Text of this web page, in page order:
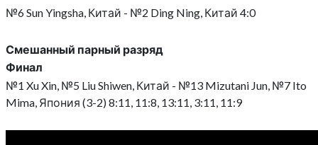
№6 Sun Yingsha, Китай - №2 Ding Ning, Китай 4:0
Смешанный парный разряд
Финал
№1 Xu Xin, №5 Liu Shiwen, Китай - №13 Mizutani Jun, №7 Ito
Mima, Япония (3-2) 8:11, 11:8, 13:11, 3:11, 11:9